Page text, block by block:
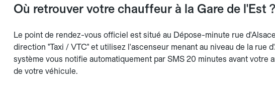
Où retrouver votre chauffeur à la Gare de l'Est ?
Le point de rendez-vous officiel est situé au Dépose-minute rue
direction "Taxi / VTC" et utilisez l'ascenseur menant au niveau de la rue
système vous notifie automatiquement par SMS 20 minutes avant
de votre véhicule.